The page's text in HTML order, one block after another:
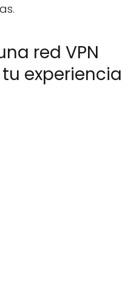
red VPN
experiencia